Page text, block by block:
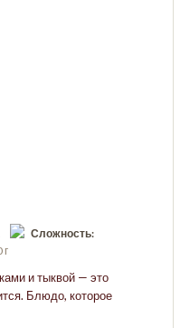
Сложность:
г
и тыквой — это
Блюдо, которое